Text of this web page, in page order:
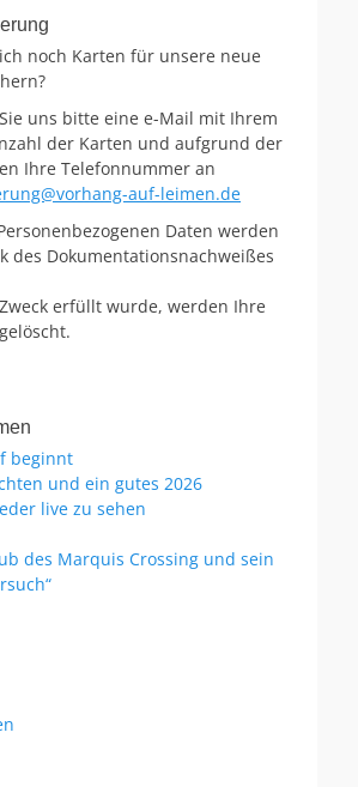
noch Karten für unsere neue
uns bitte eine e-Mail mit Ihrem
der Karten und aufgrund der
Ihre Telefonnummer an
auf-leimen.de
Daten werden
des Dokumentationsnachweißes
erfüllt wurde, werden Ihre
beginnt
und ein gutes 2026
live zu sehen
des Marquis Crossing und sein